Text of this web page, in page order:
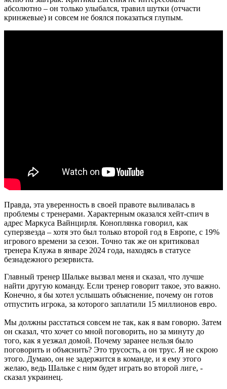
абсолютно – он только улыбался, травил шутки (отчасти
кринжевые) и совсем не боялся показаться глупым.
Правда, эта уверенность в своей правоте выливалась в
проблемы с тренерами. Характерным оказался хейт-спич в
адрес Маркуса Вайнцирля. Коноплянка говорил, как
суперзвезда – хотя это был только второй год в Европе, с 19%
игрового времени за сезон. Точно так же он критиковал
тренера Клужа в январе 2024 года, находясь в статусе
безнадежного резервиста.
Главный тренер Шальке вызвал меня и сказал, что лучше
найти другую команду. Если тренер говорит такое, это важно.
Конечно, я бы хотел услышать объяснение, почему он готов
отпустить игрока, за которого заплатили 15 миллионов евро.
Мы должны расстаться совсем не так, как я вам говорю. Затем
он сказал, что хочет со мной поговорить, но за минуту до
того, как я уезжал домой. Почему заранее нельзя было
поговорить и объяснить? Это трусость, а он трус. Я не скрою
этого. Думаю, он не задержится в команде, и я ему этого
желаю, ведь Шальке с ним будет играть во второй лиге, -
сказал украинец.